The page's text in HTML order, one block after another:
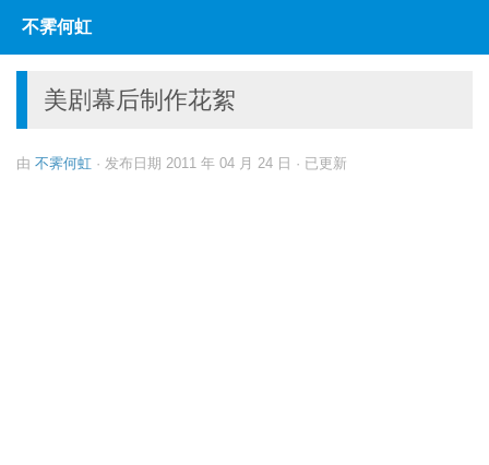
跳至内容
不霁何虹
美剧幕后制作花絮
由 不霁何虹 · 发布日期 2011 年 04 月 24 日 · 已更新